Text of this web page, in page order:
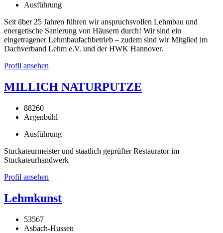
Ausführung
Seit über 25 Jahren führen wir anspruchsvollen Lehmbau und
energetische Sanierung von Häusern durch! Wir sind ein
eingetragener Lehmbaufachbetrieb – zudem sind wir Mitglied im
Dachverband Lehm e.V. und der HWK Hannover.
Profil ansehen
MILLICH NATURPUTZE
88260
Argenbühl
Ausführung
Stuckateurmeister und staatlich geprüfter Restaurator im
Stuckateurhandwerk
Profil ansehen
Lehmkunst
53567
Asbach-Hussen